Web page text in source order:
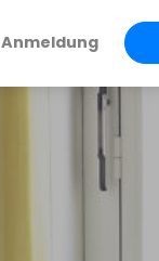
Anmeldung